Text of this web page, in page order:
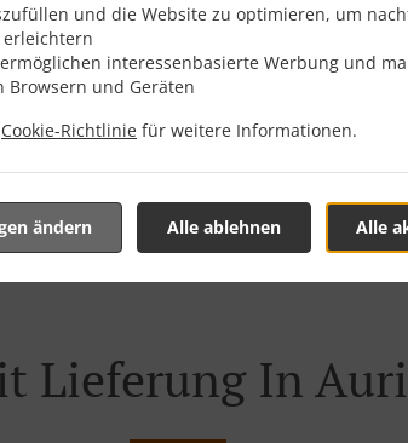
und die Website zu optimieren, um
erleichtern
ermöglichen interessenbasierte Werbung und
Browsern und Geräten
Cookie-Richtlinie für weitere Informationen.
Alle
Alle ablehnen
ändern
Lieferung In